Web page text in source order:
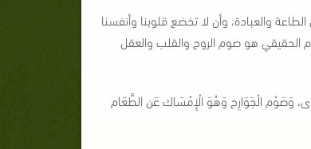
والعبادة، وأن لا تخضع قلوبنا وأنفسنا
الحقيقي هو صوم الروح والقلب والعقل
وَصَوْم الْجَوَارِح وَهُوَ الْإِمْسَاك عَن الطَّعَام